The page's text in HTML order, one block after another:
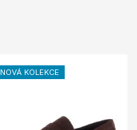
NOVÁ KOLEKCE